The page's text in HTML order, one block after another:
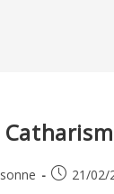
Publication
21/02/